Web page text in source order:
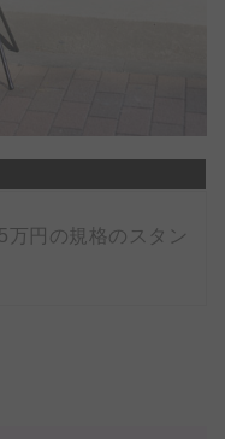
万円の規格のスタン